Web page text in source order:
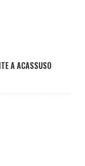
A ACASSUSO